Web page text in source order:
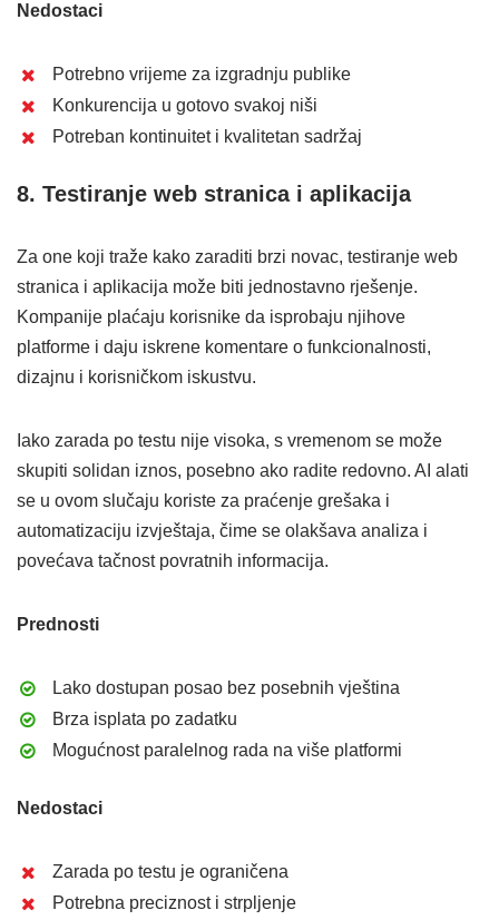
Nedostaci
Potrebno vrijeme za izgradnju publike
Konkurencija u gotovo svakoj niši
Potreban kontinuitet i kvalitetan sadržaj
8. Testiranje web stranica i aplikacija
Za one koji traže kako zaraditi brzi novac, testiranje web
stranica i aplikacija može biti jednostavno rješenje.
Kompanije plaćaju korisnike da isprobaju njihove
platforme i daju iskrene komentare o funkcionalnosti,
dizajnu i korisničkom iskustvu.
Iako zarada po testu nije visoka, s vremenom se može
skupiti solidan iznos, posebno ako radite redovno. AI alati
se u ovom slučaju koriste za praćenje grešaka i
automatizaciju izvještaja, čime se olakšava analiza i
povećava tačnost povratnih informacija.
Prednosti
Lako dostupan posao bez posebnih vještina
Brza isplata po zadatku
Mogućnost paralelnog rada na više platformi
Nedostaci
Zarada po testu je ograničena
Potrebna preciznost i strpljenje